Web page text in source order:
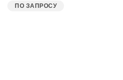
ПО ЗАПРОСУ